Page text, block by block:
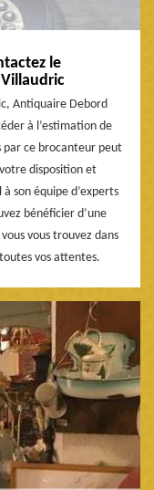
le
Antiquaire Debord
à l’estimation de
par ce brocanteur peut
disposition et
son équipe d’experts
bénéficier d’une
vous trouvez dans
vos attentes.